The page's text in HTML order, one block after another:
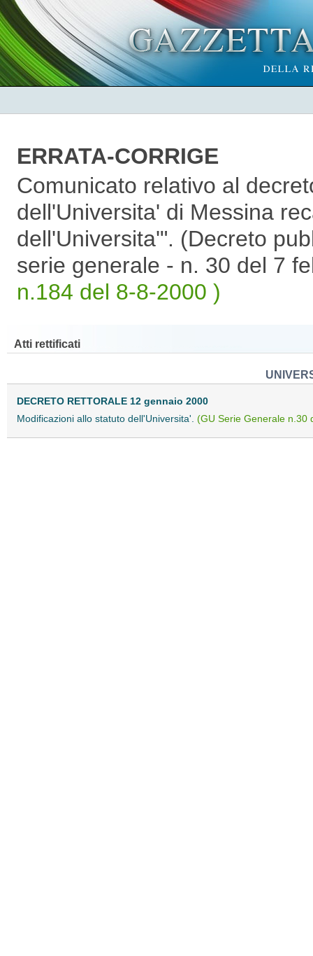
ERRATA-CORRIGE
Comunicato relativo al
dell'Universita' di Messina
dell'Universita'". (Decreto
serie generale - n. 30 del 7
n.184 del 8-8-2000 )
Atti rettificati
DECRETO RETTORALE 12 gennaio 2000
Modificazioni allo statuto dell'Universita'. (GU Serie Generale n.30